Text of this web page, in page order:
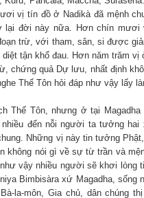
vị tín đồ ở Nadikà đã mệnh
lại đời này nữa. Hơn chín mươi
trừ, với tham, sân, si được
diệt tận khổ đau. Hơn năm trăm
chứng quả Dự lưu, nhất định
Thế Tôn hỏi đáp như vậy lấy
Thế Tôn, nhưng ở tại
nhiều đến nỗi người ta tưởng
Những vị này tin tưởng
không nói gì về sự từ trần và
vậy nhiều người sẽ khơi lòng
Bimbisàra xứ Magadha,
la-môn, Gia chủ, dân chúng